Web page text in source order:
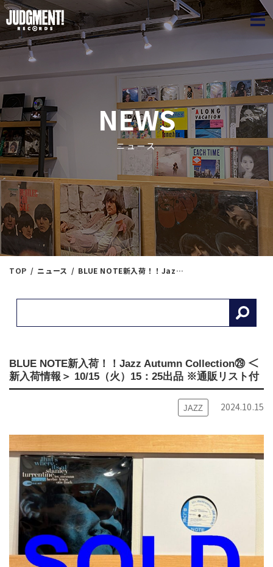
NEWS
ニュース
TOP ニュース BLUE NOTE新入荷！！Jazz Autumn Collection㉙ ＜新入荷情報＞ 10/15（火）15：25出品 ※通販リスト付
BLUE NOTE新入荷！！Jazz Autumn Collection㉙ ＜
新入荷情報＞ 10/15（火）15：25出品 ※通販リスト付
JAZZ 2024.10.15